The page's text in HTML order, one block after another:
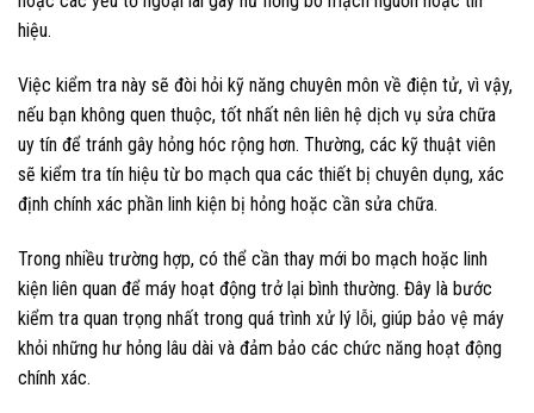
hiệu.
Việc kiểm tra này sẽ đòi hỏi kỹ năng chuyên môn về điện tử, vì vậy,
nếu bạn không quen thuộc, tốt nhất nên liên hệ dịch vụ sửa chữa
uy tín để tránh gây hỏng hóc rộng hơn. Thường, các kỹ thuật viên
sẽ kiểm tra tín hiệu từ bo mạch qua các thiết bị chuyên dụng, xác
định chính xác phần linh kiện bị hỏng hoặc cần sửa chữa.
Trong nhiều trường hợp, có thể cần thay mới bo mạch hoặc linh
kiện liên quan để máy hoạt động trở lại bình thường. Đây là bước
kiểm tra quan trọng nhất trong quá trình xử lý lỗi, giúp bảo vệ máy
khỏi những hư hỏng lâu dài và đảm bảo các chức năng hoạt động
chính xác.